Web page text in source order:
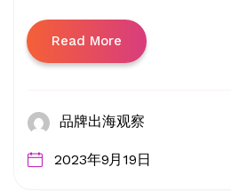
Read More
品牌出海观察
2023年9月19日